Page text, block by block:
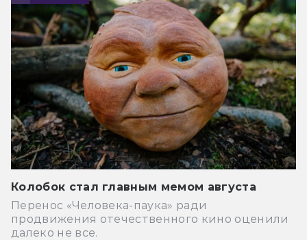
Колобок стал главным мемом августа
Перенос «Человека-паука» ради
продвижения отечественного кино оценили
далеко не все.